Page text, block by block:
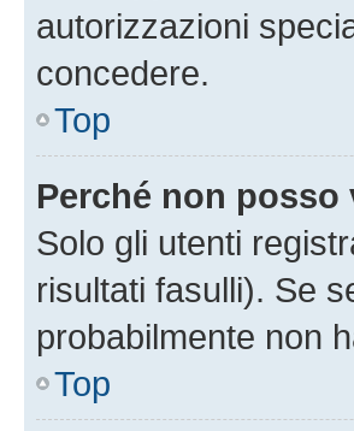
autorizzazioni
concedere.
Top
Perché non
Solo gli utenti
risultati fasulli). Se
probabilmente non
Top